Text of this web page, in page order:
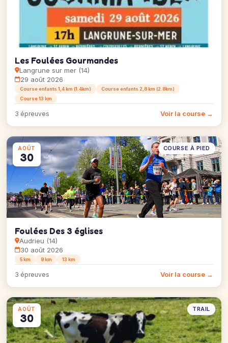
Les Foulées Gourmandes
Langrune sur mer (14)
29 août 2026
Course enfants 1,4 km (1.4km)
Course enfants 2,8 km (2.8km)
Course 13 km
3 épreuves Voir la course →
AOÛT
30
COURSE À PIED
Foulées Des 3 églises
Audrieu (14)
30 août 2026
5 km 9 km 13 km
3 épreuves Voir la course →
AOÛT
30
TRAIL